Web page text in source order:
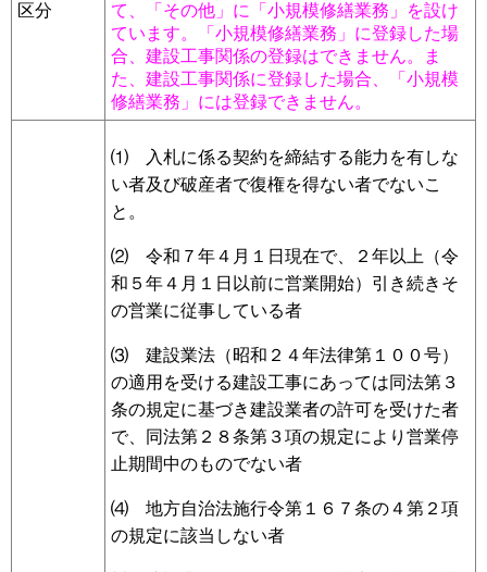
区分
て、「その他」に「小規模修繕業務」を設け
ています。「小規模修繕業務」に登録した場
合、建設工事関係の登録はできません。ま
た、建設工事関係に登録した場合、「小規模
修繕業務」には登録できません。
⑴ 入札に係る契約を締結する能力を有しな
い者及び破産者で復権を得ない者でないこ
と。
⑵ 令和７年４月１日現在で、２年以上（令
和５年４月１日以前に営業開始）引き続きそ
の営業に従事している者
⑶ 建設業法（昭和２４年法律第１００号）
の適用を受ける建設工事にあっては同法第３
条の規定に基づき建設業者の許可を受けた者
で、同法第２８条第３項の規定により営業停
止期間中のものでない者
⑷ 地方自治法施行令第１６７条の４第２項
の規定に該当しない者